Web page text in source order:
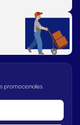
promocionales.